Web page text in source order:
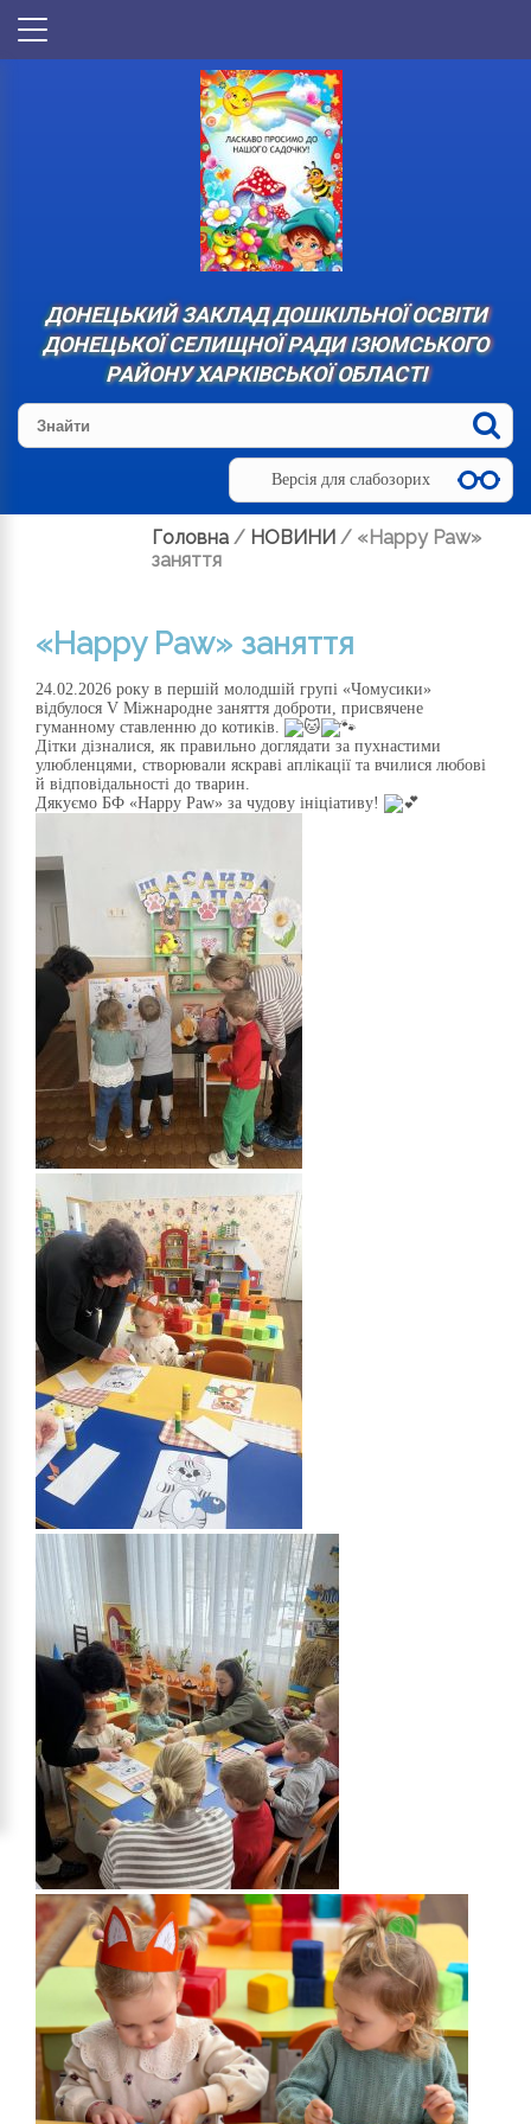
ДОНЕЦЬКИЙ ЗАКЛАД ДОШКІЛЬНОЇ ОСВІТИ
ДОНЕЦЬКОЇ СЕЛИЩНОЇ РАДИ ІЗЮМСЬКОГО
РАЙОНУ ХАРКІВСЬКОЇ ОБЛАСТІ
Версія для слабозорих
Головна / НОВИНИ / «Happy Paw»
заняття
«Happy Paw» заняття
24.02.2026 року в першій молодшій групі «Чомусики»
відбулося V Міжнародне заняття доброти, присвячене
гуманному ставленню до котиків.
Дітки дізналися, як правильно доглядати за пухнастими
улюбленцями, створювали яскраві аплікації та вчилися любові
й відповідальності до тварин.
Дякуємо БФ «Happy Paw» за чудову ініціативу!